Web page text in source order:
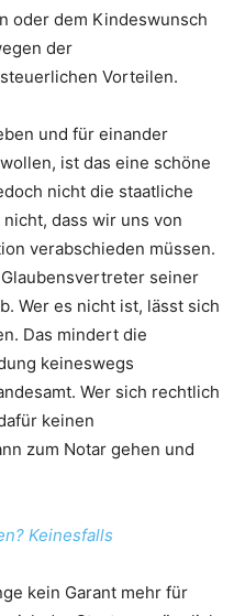
oder dem Kindeswunsch
der
Vorteilen.
und für einander
ist das eine schöne
nicht die staatliche
dass wir uns von
verabschieden müssen.
seiner
Wer es nicht ist, lässt sich
Das mindert die
keineswegs
Wer sich rechtlich
keinen
zum Notar gehen und
Keinesfalls
kein Garant mehr für